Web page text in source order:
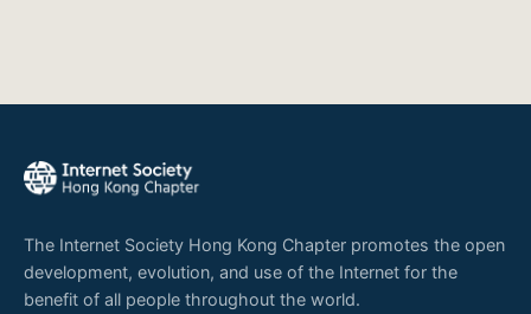
The Internet Society Hong Kong Chapter promotes the open
development, evolution, and use of the Internet for the
benefit of all people throughout the world.